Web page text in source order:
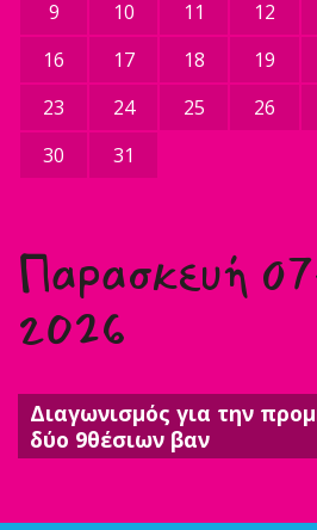
9
10 11 12
16
17 18 19
23
24 25 26
30
31
Παρασκευή
2026
Διαγωνισμός για την
δύο 9θέσιων βαν